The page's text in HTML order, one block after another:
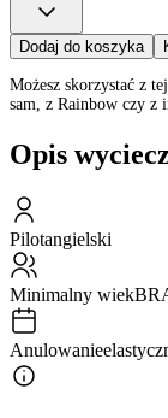
Dodaj do koszyka
Możesz skorzystać z
sam, z Rainbow czy z
Opis
Pilotangielski
Minimalny wiek
Anulowanie